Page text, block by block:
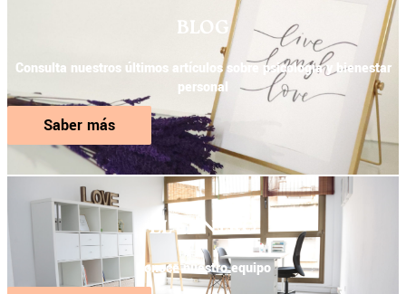
BLOG
Consulta nuestros últimos artículos sobre psicología y bienestar
personal
Saber más
EL CENTRO
Conoce nuestro equipo